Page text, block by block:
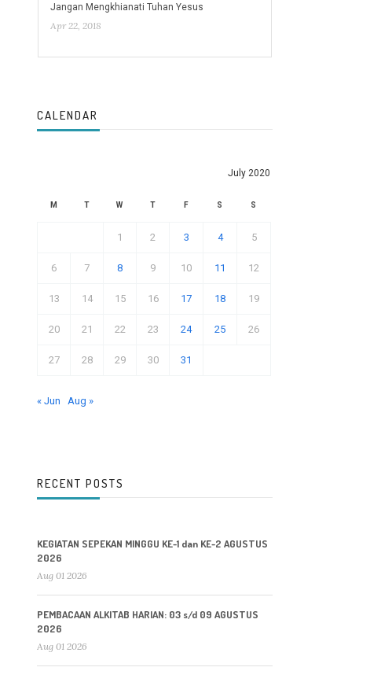
Jangan Mengkhianati Tuhan Yesus
Apr 22, 2018
CALENDAR
July 2020
M T W T F S S
1 2 3 4 5
6 7 8 9 10 11 12
13 14 15 16 17 18 19
20 21 22 23 24 25 26
27 28 29 30 31
« Jun Aug »
RECENT POSTS
KEGIATAN SEPEKAN MINGGU KE-1 dan KE-2 AGUSTUS
2026
Aug 01 2026
PEMBACAAN ALKITAB HARIAN: 03 s/d 09 AGUSTUS
2026
Aug 01 2026